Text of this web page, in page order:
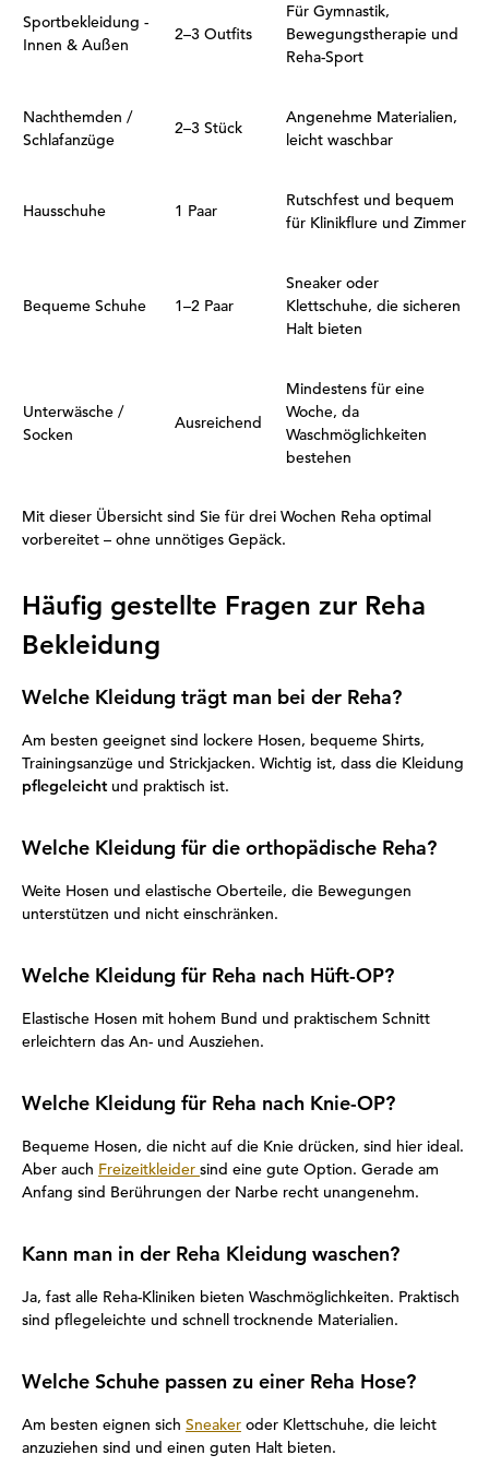
Sportbekleidung -
Innen & Außen
2–3 Outfits
Für Gymnastik,
Bewegungstherapie und
Reha-Sport
Nachthemden /
Schlafanzüge
2–3 Stück
Angenehme Materialien,
leicht waschbar
Hausschuhe 1 Paar
Rutschfest und bequem
für Klinikflure und Zimmer
Bequeme Schuhe 1–2 Paar
Sneaker oder
Klettschuhe, die sicheren
Halt bieten
Unterwäsche /
Socken
Ausreichend
Mindestens für eine
Woche, da
Waschmöglichkeiten
bestehen
Mit dieser Übersicht sind Sie für drei Wochen Reha optimal
vorbereitet – ohne unnötiges Gepäck.
Häufig gestellte Fragen zur Reha
Bekleidung
Welche Kleidung trägt man bei der Reha?
Am besten geeignet sind lockere Hosen, bequeme Shirts,
Trainingsanzüge und Strickjacken. Wichtig ist, dass die Kleidung
pflegeleicht und praktisch ist.
Welche Kleidung für die orthopädische Reha?
Weite Hosen und elastische Oberteile, die Bewegungen
unterstützen und nicht einschränken.
Welche Kleidung für Reha nach Hüft-OP?
Elastische Hosen mit hohem Bund und praktischem Schnitt
erleichtern das An- und Ausziehen.
Welche Kleidung für Reha nach Knie-OP?
Bequeme Hosen, die nicht auf die Knie drücken, sind hier ideal.
Aber auch Freizeitkleider sind eine gute Option. Gerade am
Anfang sind Berührungen der Narbe recht unangenehm.
Kann man in der Reha Kleidung waschen?
Ja, fast alle Reha-Kliniken bieten Waschmöglichkeiten. Praktisch
sind pflegeleichte und schnell trocknende Materialien.
Welche Schuhe passen zu einer Reha Hose?
Am besten eignen sich Sneaker oder Klettschuhe, die leicht
anzuziehen sind und einen guten Halt bieten.